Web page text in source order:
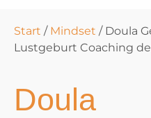
Start / Mindset / Doula
Lustgeburt Coaching
Doula